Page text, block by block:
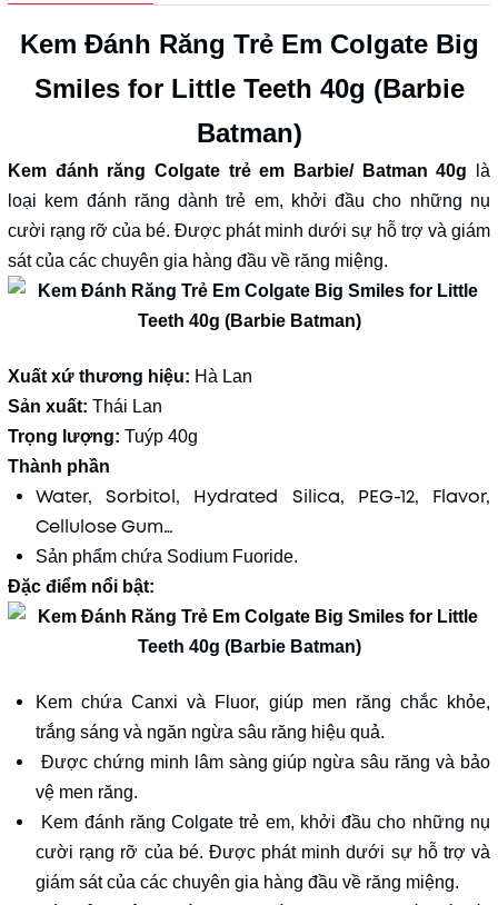
Kem Đánh Răng Trẻ Em Colgate Big
Smiles for Little Teeth 40g (Barbie
Batman)
Kem đánh răng Colgate trẻ em Barbie/ Batman 40g là
loại kem đánh răng dành trẻ em, khởi đầu cho những nụ
cười rạng rỡ của bé. Được phát minh dưới sự hỗ trợ và giám
sát của các chuyên gia hàng đầu về răng miệng.
Xuất xứ thương hiệu: Hà Lan
Sản xuất: Thái Lan
Trọng lượng: Tuýp 40g
Thành phần
Water, Sorbitol, Hydrated Silica, PEG-12, Flavor,
Cellulose Gum…
Sản phẩm chứa Sodium Fuoride.
Đặc điểm nổi bật:
Kem chứa Canxi và Fluor, giúp men răng chắc khỏe,
trắng sáng và ngăn ngừa sâu răng hiệu quả.
Được chứng minh lâm sàng giúp ngừa sâu răng và bảo
vệ men răng.
Kem đánh răng Colgate trẻ em, khởi đầu cho những nụ
cười rạng rỡ của bé. Được phát minh dưới sự hỗ trợ và
giám sát của các chuyên gia hàng đầu về răng miệng.